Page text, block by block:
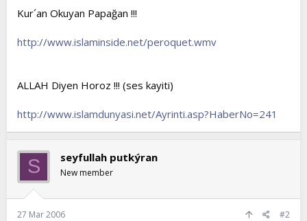
Kur´an Okuyan Papağan !!!
http://www.islaminside.net/peroquet.wmv
ALLAH Diyen Horoz !!! (ses kayiti)
http://www.islamdunyasi.net/Ayrinti.asp?HaberNo=241
S seyfullah putkýran
New member
27 Mar 2006 #2